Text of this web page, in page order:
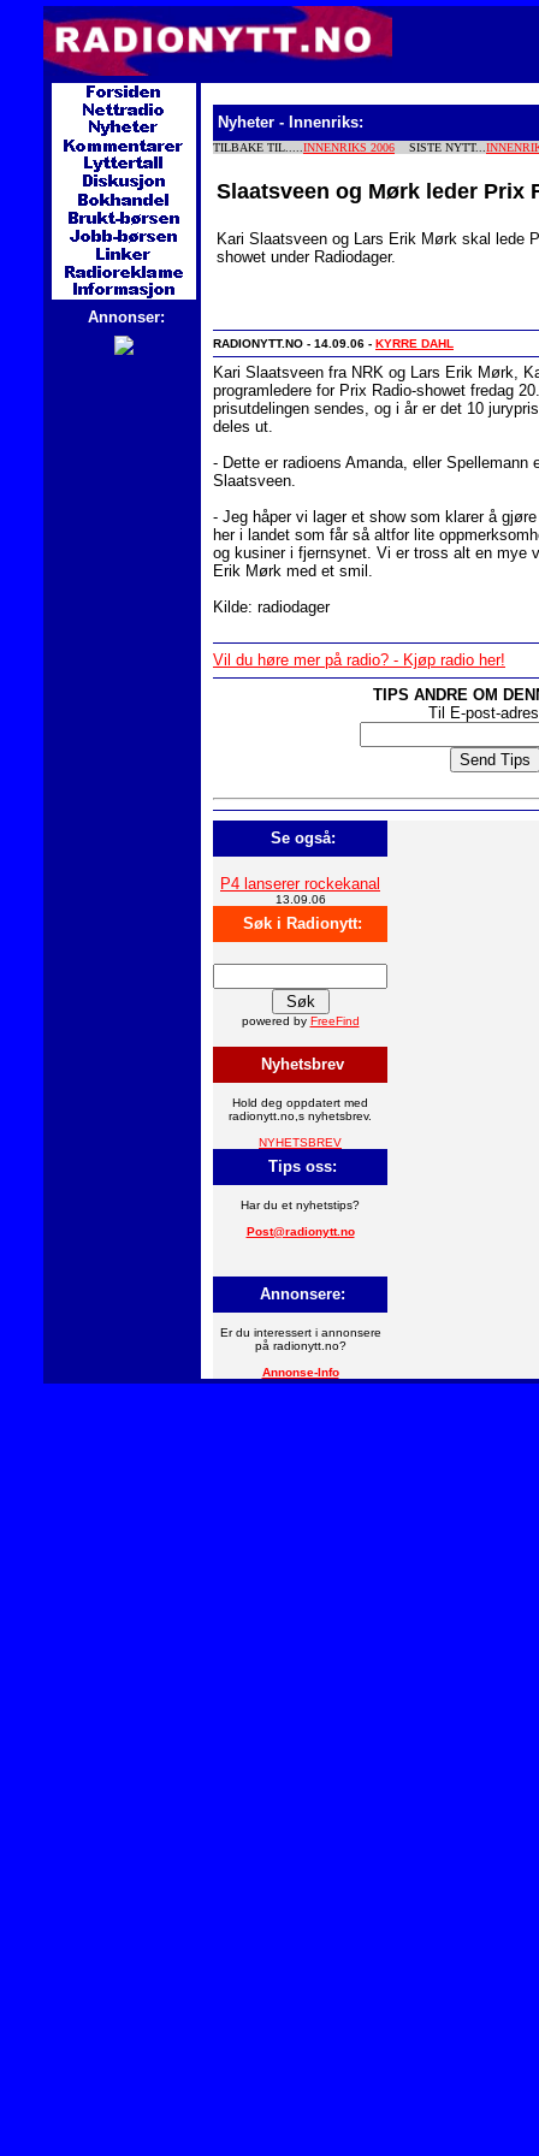
Annonser:
Nyheter - Innenriks:
TILBAKE TIL..... INNENRIKS 2006 SISTE NYTT...
Slaatsveen og Mørk leder Prix
Kari Slaatsveen og Lars Erik Mørk skal lede
showet under Radiodager.
RADIONYTT.NO - 14.09.06 - KYRRE DAHL
Kari Slaatsveen fra NRK og Lars Erik Mørk,
programledere for Prix Radio-showet fredag
prisutdelingen sendes, og i år er det 10
deles ut.
- Dette er radioens Amanda, eller Spellemann
Slaatsveen.
- Jeg håper vi lager et show som klarer å
her i landet som får så altfor lite
og kusiner i fjernsynet. Vi er tross alt en mye
Erik Mørk med et smil.
Kilde: radiodager
Vil du høre mer på radio? - Kjøp radio her!
TIPS ANDRE OM
Til E-post-
Se også:
P4 lanserer rockekanal
13.09.06
Søk i Radionytt:
powered by FreeFind
Nyhetsbrev
Hold deg oppdatert med
radionytt.no,s nyhetsbrev.
NYHETSBREV
Tips oss:
Har du et nyhetstips?
Post@radionytt.no
Annonsere:
Er du interessert i annonsere
på radionytt.no?
Annonse-Info